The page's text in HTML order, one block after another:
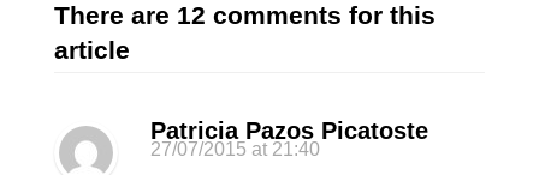
There are 12 comments for this
article
Patricia Pazos Picatoste
27/07/2015 at 21:40